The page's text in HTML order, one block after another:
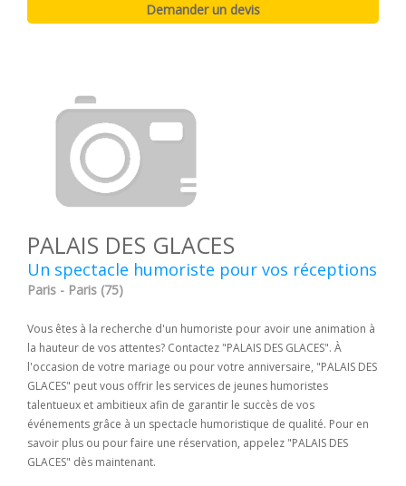
PALAIS DES GLACES
Un spectacle humoriste pour vos réceptions
Paris - Paris (75)
Vous êtes à la recherche d'un humoriste pour avoir une animation à
la hauteur de vos attentes? Contactez "PALAIS DES GLACES". À
l'occasion de votre mariage ou pour votre anniversaire, "PALAIS DES
GLACES" peut vous offrir les services de jeunes humoristes
talentueux et ambitieux afin de garantir le succès de vos
événements grâce à un spectacle humoristique de qualité. Pour en
savoir plus ou pour faire une réservation, appelez "PALAIS DES
GLACES" dès maintenant.